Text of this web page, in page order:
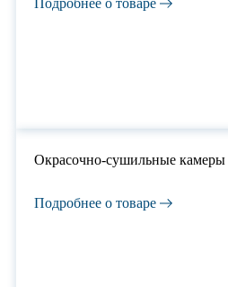
Подробнее о товаре
Окрасочно-сушильные камеры
Подробнее о товаре